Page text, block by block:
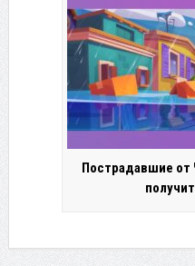
Пострадавшие от